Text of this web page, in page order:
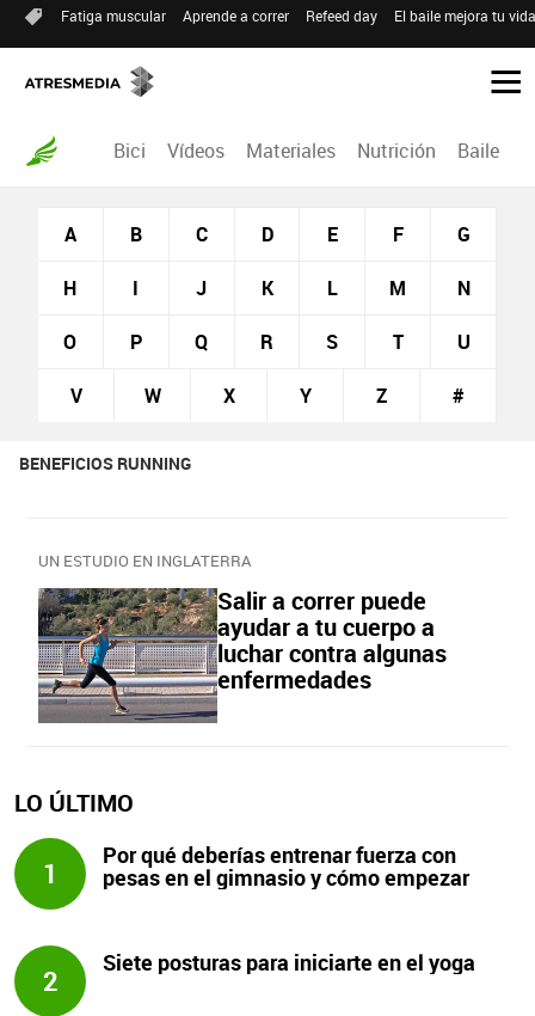
Fatiga muscular Aprende a correr Refeed day El baile mejora tu
Bici Vídeos Materiales Nutrición Baile
A B C D E F G
H I J K L M N
O P Q R S T U
V W X Y Z #
BENEFICIOS RUNNING
UN ESTUDIO EN INGLATERRA
Salir a correr puede
ayudar a tu cuerpo a
luchar contra algunas
enfermedades
LO ÚLTIMO
1
Por qué deberías entrenar fuerza con
pesas en el gimnasio y cómo empezar
2
Siete posturas para iniciarte en el yoga